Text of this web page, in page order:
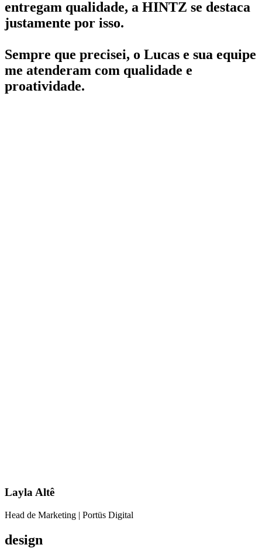
entregam qualidade, a HINTZ se destaca
justamente por isso.
Sempre que precisei, o Lucas e sua equipe
me atenderam com qualidade e
proatividade.
Layla Altê
Head de Marketing | Portüs Digital
design